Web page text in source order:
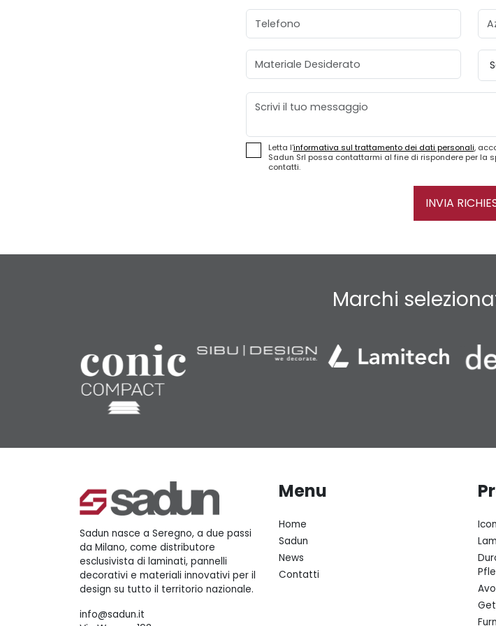
Telefono
Materiale Desiderato
Messaggio
Letta l'informativa sul trattamento dei dati personali,
Sadun Srl possa contattarmi al fine di rispondere per
contatti.
INVIA
Marchi
Sadun nasce a Seregno, a due passi
da Milano, come distributore
esclusivista di laminati, pannelli
decorativi e materiali innovativi per il
design su tutto il territorio nazionale.
info@sadun.it
Menu
Home
Sadun
News
Contatti